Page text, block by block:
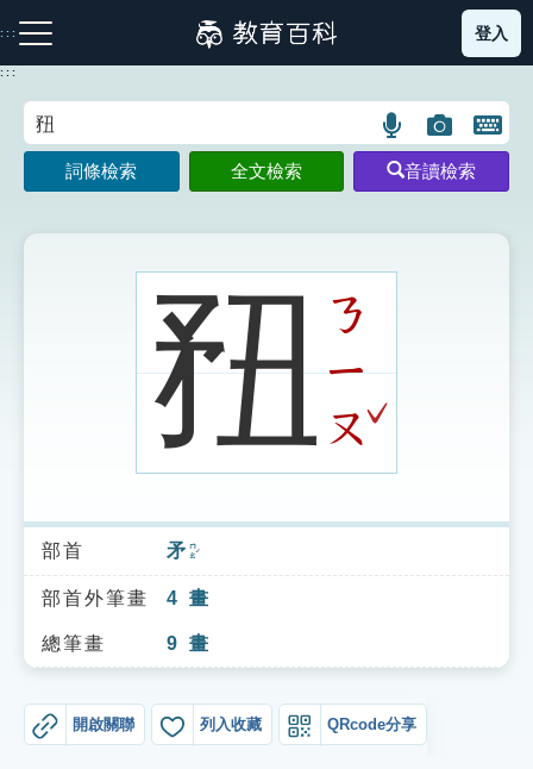
到
主
:::
注音索引圖示 筆畫索引圖示 部首索引表圖示
索引選單
知識索引
單字索引
登入
:::
語
言
搜
示
圖
片
搜
開
鍵
圖
詞條檢索 全文檢索 音讀檢索
䂇ㄋ
ㄧ
ㄡ
ˇ
部首 矛 ㄇㄠˊ
部首外筆畫 4 畫
總筆畫 9 畫
開啟關聯 列入收藏 QRcode分享